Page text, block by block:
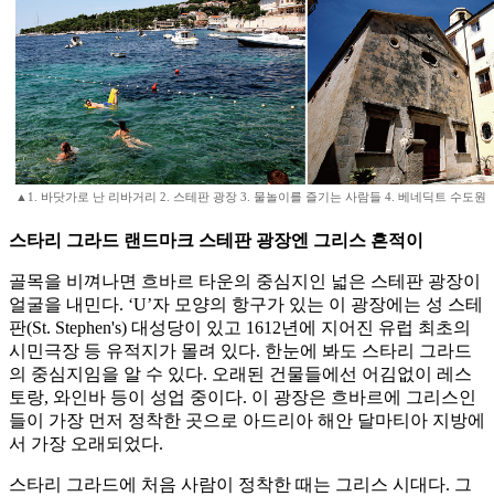
▲1. 바닷가로 난 리바거리 2. 스테판 광장 3. 물놀이를 즐기는 사람들 4. 베네딕트 수도원
스타리 그라드 랜드마크 스테판 광장엔 그리스 흔적이
골목을 비껴나면 흐바르 타운의 중심지인 넓은 스테판 광장이
얼굴을 내민다. ‘U’자 모양의 항구가 있는 이 광장에는 성 스테
판(St. Stephen's) 대성당이 있고 1612년에 지어진 유럽 최초의
시민극장 등 유적지가 몰려 있다. 한눈에 봐도 스타리 그라드
의 중심지임을 알 수 있다. 오래된 건물들에선 어김없이 레스
토랑, 와인바 등이 성업 중이다. 이 광장은 흐바르에 그리스인
들이 가장 먼저 정착한 곳으로 아드리아 해안 달마티아 지방에
서 가장 오래되었다.
스타리 그라드에 처음 사람이 정착한 때는 그리스 시대다. 그